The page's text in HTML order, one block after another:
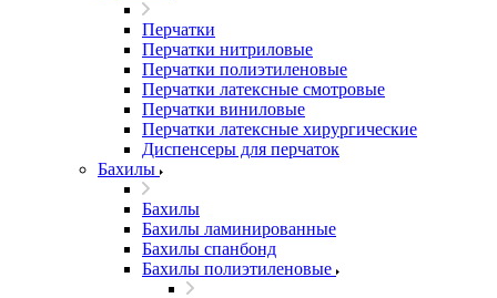
Перчатки
Перчатки нитриловые
Перчатки полиэтиленовые
Перчатки латексные смотровые
Перчатки виниловые
Перчатки латексные хирургические
Диспенсеры для перчаток
Бахилы
Бахилы
Бахилы ламинированные
Бахилы спанбонд
Бахилы полиэтиленовые